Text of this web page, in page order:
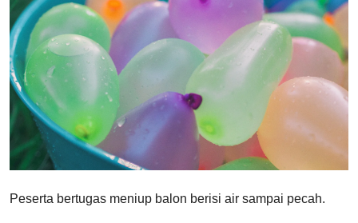
Peserta bertugas meniup balon berisi air sampai pecah.